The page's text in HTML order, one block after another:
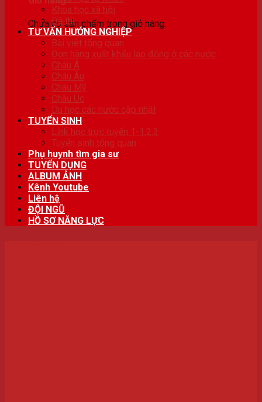
Chưa có sản phẩm trong giỏ hàng.
Khoa học xã hội
Đề thi
TƯ VẤN HƯỚNG NGHIỆP
Bài viêt tổng quan
Đơn hàng xuất khẩu lao động ở các nước
Châu Á
Châu Âu
Châu Mỹ
Châu Úc
Du học các nước cập nhật
TUYỂN SINH
Link học trực tuyến 1-1,2,3
Tuyển sinh tổng quan
Phụ huynh tìm gia sư
TUYỂN DỤNG
ALBUM ẢNH
Kênh Youtube
Liên hệ
ĐỘI NGŨ
HỒ SƠ NĂNG LỰC